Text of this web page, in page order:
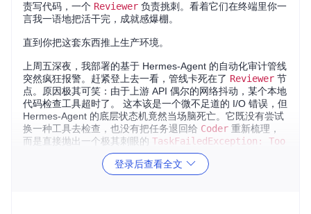
责写代码，一个 Reviewer 负责挑刺。看着它们在终端里你一
言我一语地把活干完，成就感爆棚。
直到你把这套东西推上生产环境。
上周五深夜，我部署的基于 Hermes-Agent 的自动化审计管线
突然疯狂报警。赶紧登上去一看，管线卡死在了 Reviewer 节
点。原因极其可笑：由于上游 API 偶尔的网络抖动，某个本地
代码检查工具超时了。 这本该是一个微不足道的 I/O 错误，但
Hermes-Agent 的底层状态机竟然当场脑死亡。它既没有尝试
换一种工具去检查，也没有把任务退回给 Coder 重新梳理，
而是直接抛出一个极其刺眼的 TaskFailedException: Too
l execution failed after 3 retries
时半个多小时、积累了几万字上下文的 Agent 进程强行 Kill 掉
登录后查看全文